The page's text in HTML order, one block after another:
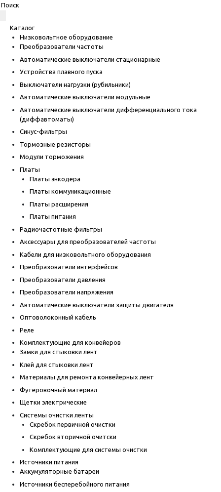
Каталог
Низковольтное оборудование
Преобразователи частоты
Автоматические выключатели стационарные
Устройства плавного пуска
Выключатели нагрузки (рубильники)
Автоматические выключатели модульные
Автоматические выключатели дифференциального тока
(диффавтоматы)
Синус-фильтры
Тормозные резисторы
Модули торможения
Платы
Платы энкодера
Платы коммуникационные
Платы расширения
Платы питания
Радиочастотные фильтры
Аксессуары для преобразователей частоты
Кабели для низковольтного оборудования
Преобразователи интерфейсов
Преобразователи давления
Преобразователи напряжения
Автоматические выключатели защиты двигателя
Оптоволоконный кабель
Реле
Комплектующие для конвейеров
Замки для стыковки лент
Клей для стыковки лент
Материалы для ремонта конвейерных лент
Футеровочный материал
Щетки электрические
Системы очистки ленты
Скребок первичной очистки
Скребок вторичной очитски
Комплектующие для системы очистки
Источники питания
Аккумуляторные батареи
Источники бесперебойного питания